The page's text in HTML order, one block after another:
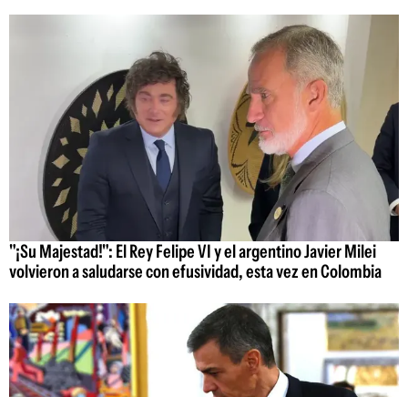
"¡Su Majestad!": El Rey Felipe VI y el argentino Javier Milei
volvieron a saludarse con efusividad, esta vez en Colombia